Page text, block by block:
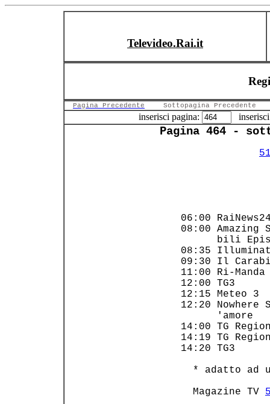
Televideo.Rai.it
Pagina Precedente Sottopagina Precedente
inserisci pagina:
Pagina 464 -
06:00
08:00
08:35
09:30 Il
11:00
12:20
14:00
14:19
* adatto ad
   Magazine TV